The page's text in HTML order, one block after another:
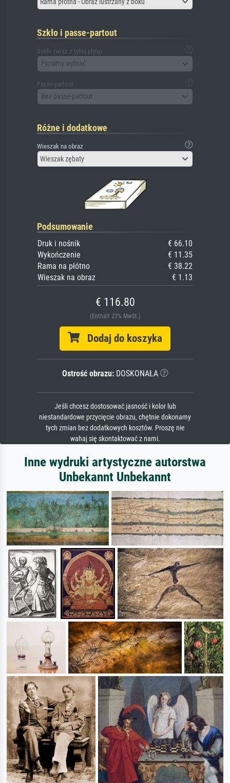
Szkło i passe-partout
Szkło (wraz z tylną płytą)
Prosimy wybrać
Passe-partout
Bez passe-partout
Różne i dodatkowe
Wieszak na obraz
Wieszak zębaty
Podsumowanie
Druk i nośnik
€ 66.10
Wykończenie
€ 11.35
Rama na płótno
€ 38.22
Wieszak na obraz
€ 1.13
€ 116.80
(Enthält 23% MwSt.)
Dodaj do koszyka
Ostrość obrazu:DOSKONAŁA
Jeśli chcesz dostosować jasność i kolor lub
niestandardowe przycięcie obrazu, chętnie dokonamy
tych zmian bez dodatkowych kosztów. Proszę nie
wahaj się skontaktować z nami.
Inne wydruki artystyczne autorstwa
Unbekannt Unbekannt